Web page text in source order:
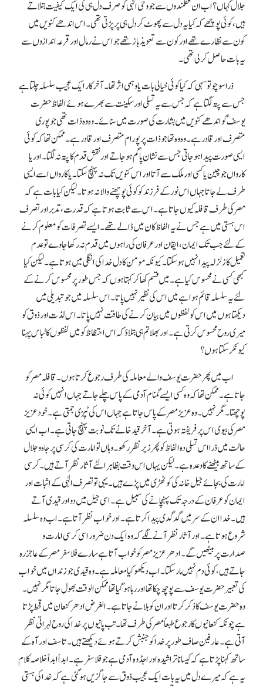
جلال کہاں؟اب ان عقلمندوں سے جو وحی الٰہی کو صرف دل ہی کی ایک کیفیت بتلاتے
ہیں، کوئی پوچھے کہ کیا یہ دل سے پھوٹ کر دل ہی پر پڑتی تھی ۔ اس اندھے کنویں میں
کون سے نظارے تھے اور کون سے تعویذ باز تھے جو اس نے رمال اور قرعہ اندازوں سے
یہ بات حاصل کر لی تھی۔
ذرا سوچو تو سہی کہ کیا کوئی خیالی بات یا وہمی اثر تھا۔ آخر کار ایک عجیب سلسلہ چلتا ہے
جس سے پتہ لگتا ہے کہ جس سے یہ تسلی اور سکینت سے بھرے ہوئے الفاظ حضرت
یوسف ؑ کو اندھے کنویں میں بشارت کی صورت میں سنائے۔ وہ وہ ذات تھی جو پوری
متصرف اور قادر ہے ۔ وہ وہ تھا جو ذات پر پورا م متصرف اور قادرہے۔ ممکن تھا کہ کوئی
ایسی صورت پیدا ہو جاتی جس سے نشان پا گم ہو جاتے اور نقش قدم کا پتہ نہ لگتا۔ اور یا
کارواں جو چین یا کسی اورملک سے آتا اور اس کنویں تک نہ پہنچ سکتا۔ یا کارواں اسے ایسی
طرف لے جاتا جہاں اس نور کے فرزند کو کوئی پوچھنے والا نہ ہوتا۔ لیکن کیا بات ہے کہ
مصر کی طرف قافلہ کیوں جاتا ہے ۔ اس سے ثابت ہوتا ہے کہ قدرت ، تدبر اور تصرف
اس ہستی میں ہے جس نے یہ الفاظ کان میں ڈالے تھے ۔ ایسے تصرفات کو معلوم کرنے
کے لئے جب تک ایمان ، ایقان اور عرفا ن کی راہوں میں قدم نہ رکھا جاوے تو عدم
تعمیل کا زلزلہ پیدا نہیں ہو سکتا۔ کیونکہ مومن کا دل خدا کی انگلی میں ہوتا ہے۔ لیکن کیا
کبھی کسی نے محسوس کیا ہے ۔میں قسم کھا کر کہتاہوں کہ جس طور پر محسوس کرنے کے
لئے یہ سلسلہ قائم ہوا ہے میں اس کی نظیر نہیں پاتا۔ اس سلسلہ میں جو تبدیلی میں
دیکھتاہوں میں اس کو لفظوں میں بیان کرنے کی طاقت نہیں پاتا ۔ اس لذت اور ذوق کو
میری روح محسوس کرتی ہے ۔اور بھلا تم ہی بتلاؤ کہ اس احتظاظ کو میں لفظوں کا لباس پہنا
کیونکر سکتا ہوں؟
اب میں پھر حضرت یوسف والے معاملہ کی طرف رجوع کرتا ہوں۔ قافلہ مصر کو
جاتا ہے۔ ممکن تھا کہ وہ کسی ایسے گمنام آدمی کے پاس چلے جاتے جہاں انہیں کوئی نہ
پوچھتا۔ مگر نہیں۔ وہ عزیز مصر کے پاس جاتا ہے جہاں اس کی ٹپڑی جمتی ہے۔ خود عزیز
مصر کی بیوی اس پر فریفتہ ہوتی ہے۔ آخر قید خانے تک نوبت پہنچ جاتی ہے ۔ اب ایسی
حالت میں ذرا اس تسلی دہ الفاظ کو پھر زیر نظر رکھو۔ وہاں تو امارت کی کرسی پر جا ہ و جلال
کے ساتھ بیٹھنے کا وعدہ ہے۔ لیکن یہاں اس وقت بظاہر الٹے آثار نظر آتے ہیں۔ کرسی
امارت کی بجائے جیل خانہ کی کوٹھڑی میں پڑے ہیں۔ یہی تو تصرف الٰہی کے اثبات اور
ایمان کو عرفان کے درجہ تک پہنچانے کی سبیل ہے ۔ اسی جیل میں دو اور قیدی آتے
ہیں۔ خدا ان کے سر میں گدگدی پیدا کرتاہے۔ اور خواب نظر آتا ہے۔ اب و ہ سلسلہ
شروع ہو تا ہے ۔ اور آثار نظر آنے لگے کہ وہ ایک دن ضرور اسی کرسی امارت و
صدارت پر بیٹھیں گے ۔ادھر عزیز مصر کو خواب آتا ہے سارے فلاسفر مصر کے عاجز رہ
جاتے ہیں، کوئی دم نہیں مار سکتا ۔ اب دیکھو کیا معاملہ ہے۔ وہ قیدی جو زنداں میں خواب
کی تعبیر حضرت یوسف سے پوچھ چکا تھا اور رہا ہو گیا تھا ممکن الوقت بھول جاتا مگر نہیں ۔
وہ حضرت یوسف کا ذکر کرتا اور ان کو بلانے جاتا ہے۔ الغرض ادھر کنعان میں قحط پڑتا
ہے چونکہ کنعانیوں کا رجوع طبعاً مصر کی طرف تھا۔ تب پانیوں پر خدا کی روح لہراتی نظر
آتی ہے۔ عارفین صاف طور پر خدا کو جنبش کرتے ہوئے دیکھتے ہیں۔ تاسف اور آہ کے
ساتھ کہنا پڑتا ہے کہ کیسا ناتراشیدہ اور اجڈ وہ آدمی ہے جو فلاسفر ہے۔ ابداً ابداً خلاصہ کلام
یہ ہے کہ میرے دل میں یہ بات ایک عجیب ذوق سے جاگزیں ہو گئی ہے کہ خدا کی ہستی